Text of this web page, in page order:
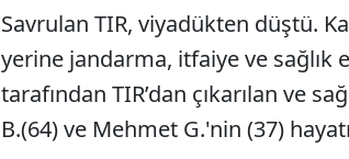
Savrulan TIR, viyadükten düştü.
yerine jandarma, itfaiye ve
tarafından TIR’dan çıkarılan ve
B.(64) ve Mehmet G.'nin (37)